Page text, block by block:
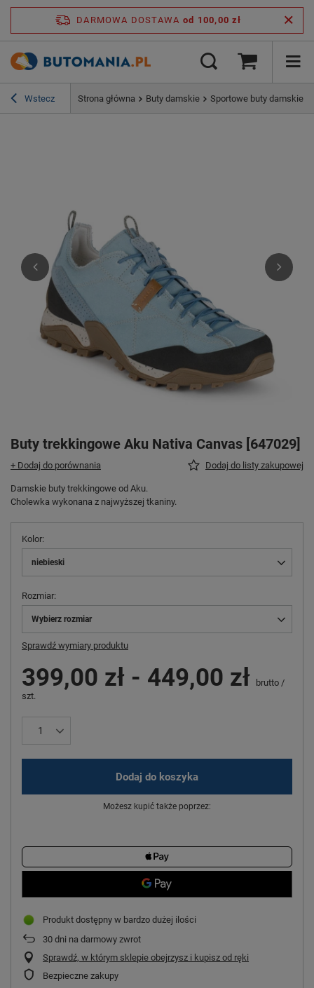
DARMOWA DOSTAWA od 100,00 zł
Wstecz Strona główna Buty damskie Sportowe buty damskie
Buty trekkingowe Aku Nativa Canvas [647029]
+ Dodaj do porównania Dodaj do listy zakupowej
Damskie buty trekkingowe od Aku.
Cholewka wykonana z najwyższej tkaniny.
Kolor
niebieski
Rozmiar
Wybierz rozmiar
Sprawdź wymiary produktu
399,00 zł - 449,00 zł brutto /
szt.
Dodaj do koszyka
Możesz kupić także poprzez:
Produkt dostępny w bardzo dużej ilości
30 dni na darmowy zwrot
Sprawdź, w którym sklepie obejrzysz i kupisz od ręki
Bezpieczne zakupy